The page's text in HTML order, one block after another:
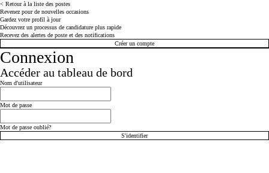
< Retour à la liste des postes
Revenez pour de nouvelles occasions
Gardez votre profil à jour
Découvrez un processus de candidature plus rapide
Recevez des alertes de poste et des notifications
Créer un compte
Connexion
Accéder au tableau de bord
Connexion : utilisateur et mot de passe
Nom d'utilisateur
Mot de passe
Mot de passe oublié?
S'identifier